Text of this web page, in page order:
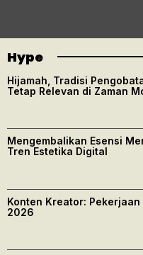
Hype
Hijamah, Tradisi
Tetap Relevan di Zaman
Mengembalikan Esensi
Tren Estetika Digital
Konten Kreator: Pekerjaan
2026